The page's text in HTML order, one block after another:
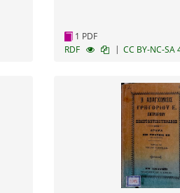
1 PDF
RDF
| CC BY-NC-SA